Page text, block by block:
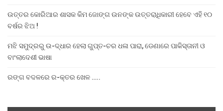
ଉତ୍ତର କୋରିଆର ଶାସକ କିମ ଜୋଙ୍ଗ ଉନଙ୍କ ଉତ୍ତରାଧିକାରୀ ହେବେ ଏହି ୧୦
ବର୍ଷର ଝିଅ !
ମଝି ସମୁଦ୍ରରୁ ଉ-ଦ୍ଧାର ହେଲା ଗୁପ୍ତ-ଚର ଧଳା ପାରା, ଡେଣାରେ ପାକିସ୍ତାନୀ ଓ
ବାଂଲାଦେଶୀ ଭାଷା
ରଙ୍ଗ ବଦଳରେ ର-କ୍ତର ଖେଳ …..